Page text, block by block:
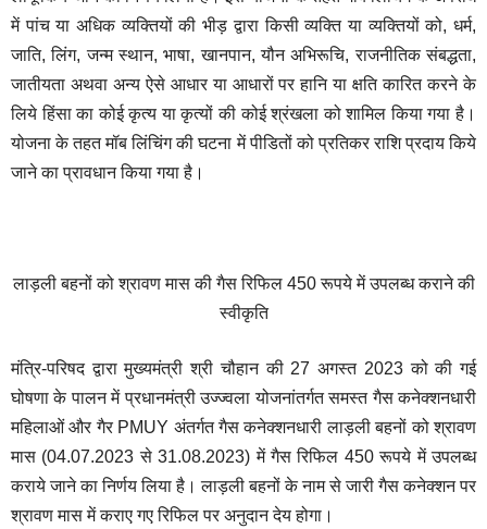
में पांच या अधिक व्यक्तियों की भीड़ द्वारा किसी व्यक्ति या व्यक्तियों को, धर्म,
जाति, लिंग, जन्म स्थान, भाषा, खानपान, यौन अभिरूचि, राजनीतिक संबद्धता,
जातीयता अथवा अन्य ऐसे आधार या आधारों पर हानि या क्षति कारित करने के
लिये हिंसा का कोई कृत्य या कृत्यों की कोई श्रंखला को शामिल किया गया है।
योजना के तहत मॉब लिंचिंग की घटना में पीडितों को प्रतिकर राशि प्रदाय किये
जाने का प्रावधान किया गया है।
लाड़ली बहनों को श्रावण मास की गैस रिफिल 450 रूपये में उपलब्ध कराने की
स्वीकृति
मंत्रि-परिषद द्वारा मुख्यमंत्री श्री चौहान की 27 अगस्त 2023 को की गई
घोषणा के पालन में प्रधानमंत्री उज्ज्वला योजनांतर्गत समस्त गैस कनेक्शनधारी
महिलाओं और गैर PMUY अंतर्गत गैस कनेक्शनधारी लाड़ली बहनों को श्रावण
मास (04.07.2023 से 31.08.2023) में गैस रिफिल 450 रूपये में उपलब्ध
कराये जाने का निर्णय लिया है। लाड़ली बहनों के नाम से जारी गैस कनेक्शन पर
श्रावण मास में कराए गए रिफिल पर अनुदान देय होगा।